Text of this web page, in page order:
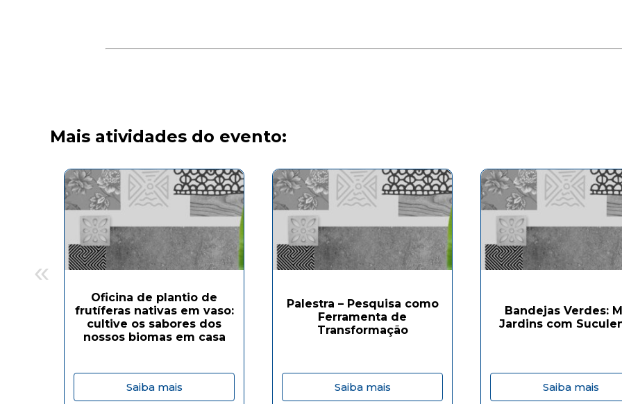
Mais atividades do evento:
Oficina de plantio de
frutíferas nativas em vaso:
cultive os sabores dos
nossos biomas em casa
Saiba mais
Palestra – Pesquisa como
Ferramenta de
Transformação
Saiba mais
Bandejas Verdes:
Jardins com
Saiba mais
«